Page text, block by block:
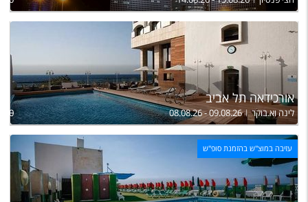
אורכידאה תל אביב
לינה וא.בוקר 08.08.26 - 09.08.26
עזיבה במוצ"ש בהזמנת סופ"ש